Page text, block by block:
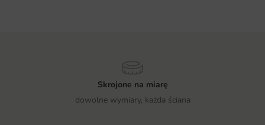
Skrojone na miarę
dowolne wymiary, każda ściana